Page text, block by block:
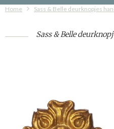
Home Sass & Belle deurknopjes
Sass & Belle